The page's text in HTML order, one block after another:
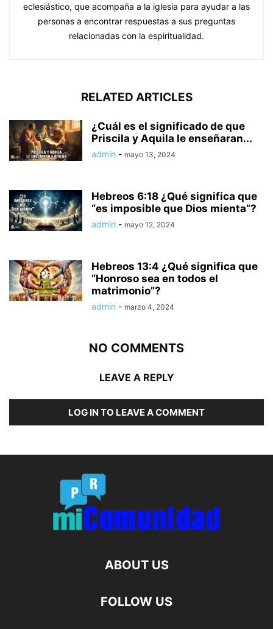
eclesiástico, que acompaña a la iglesia para ayudar a las
personas a encontrar respuestas a sus preguntas
relacionadas con la espiritualidad.
RELATED ARTICLES
¿Cuál es el significado de que
Priscila y Aquila le enseñaran...
admin - mayo 13, 2024
Hebreos 6:18 ¿Qué significa que
“es imposible que Dios mienta”?
admin - mayo 12, 2024
Hebreos 13:4 ¿Qué significa que
“Honroso sea en todos el
matrimonio”?
admin - marzo 4, 2024
NO COMMENTS
LEAVE A REPLY
LOG IN TO LEAVE A COMMENT
ABOUT US
FOLLOW US